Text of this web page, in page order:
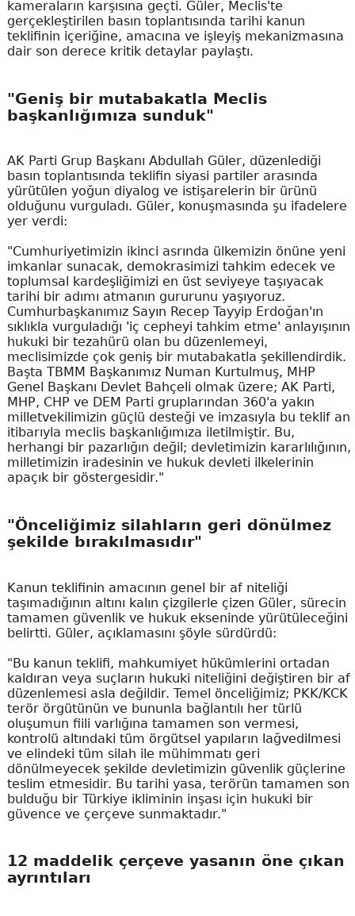
kameraların karşısına geçti. Güler, Meclis'te
gerçekleştirilen basın toplantısında tarihi kanun
teklifinin içeriğine, amacına ve işleyiş mekanizmasına
dair son derece kritik detaylar paylaştı.
"Geniş bir mutabakatla Meclis
başkanlığımıza sunduk"
AK Parti Grup Başkanı Abdullah Güler, düzenlediği
basın toplantısında teklifin siyasi partiler arasında
yürütülen yoğun diyalog ve istişarelerin bir ürünü
olduğunu vurguladı. Güler, konuşmasında şu ifadelere
yer verdi:
"Cumhuriyetimizin ikinci asrında ülkemizin önüne yeni
imkanlar sunacak, demokrasimizi tahkim edecek ve
toplumsal kardeşliğimizi en üst seviyeye taşıyacak
tarihi bir adımı atmanın gururunu yaşıyoruz.
Cumhurbaşkanımız Sayın Recep Tayyip Erdoğan'ın
sıklıkla vurguladığı 'iç cepheyi tahkim etme' anlayışının
hukuki bir tezahürü olan bu düzenlemeyi,
meclisimizde çok geniş bir mutabakatla şekillendirdik.
Başta TBMM Başkanımız Numan Kurtulmuş, MHP
Genel Başkanı Devlet Bahçeli olmak üzere; AK Parti,
MHP, CHP ve DEM Parti gruplarından 360'a yakın
milletvekilimizin güçlü desteği ve imzasıyla bu teklif an
itibarıyla meclis başkanlığımıza iletilmiştir. Bu,
herhangi bir pazarlığın değil; devletimizin kararlılığının,
milletimizin iradesinin ve hukuk devleti ilkelerinin
apaçık bir göstergesidir."
"Önceliğimiz silahların geri dönülmez
şekilde bırakılmasıdır"
Kanun teklifinin amacının genel bir af niteliği
taşımadığının altını kalın çizgilerle çizen Güler, sürecin
tamamen güvenlik ve hukuk ekseninde yürütüleceğini
belirtti. Güler, açıklamasını şöyle sürdürdü:
"Bu kanun teklifi, mahkumiyet hükümlerini ortadan
kaldıran veya suçların hukuki niteliğini değiştiren bir af
düzenlemesi asla değildir. Temel önceliğimiz; PKK/KCK
terör örgütünün ve bununla bağlantılı her türlü
oluşumun fiili varlığına tamamen son vermesi,
kontrolü altındaki tüm örgütsel yapıların lağvedilmesi
ve elindeki tüm silah ile mühimmatı geri
dönülmeyecek şekilde devletimizin güvenlik güçlerine
teslim etmesidir. Bu tarihi yasa, terörün tamamen son
bulduğu bir Türkiye ikliminin inşası için hukuki bir
güvence ve çerçeve sunmaktadır."
12 maddelik çerçeve yasanın öne çıkan
ayrıntıları